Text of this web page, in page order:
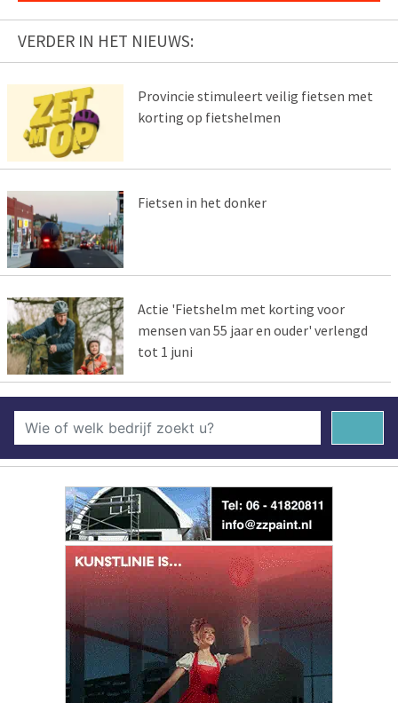
VERDER IN HET NIEUWS:
Provincie stimuleert veilig fietsen met
korting op fietshelmen
Fietsen in het donker
Actie 'Fietshelm met korting voor
mensen van 55 jaar en ouder' verlengd
tot 1 juni